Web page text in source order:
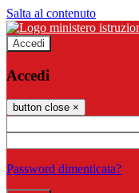
Salta al contenuto
Accedi
Accedi
button close ×
Password dimenticata?